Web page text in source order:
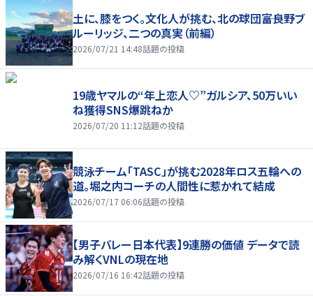
土に、膝をつく。文化人が挑む、北の球団――富良野ブ
ルーリッジ、二つの真実（前編）
2026/07/21 14:48話題の投稿
19歳ヤマルの“年上恋人♡”ガルシア、50万いい
ね獲得SNS爆跳ねか
2026/07/20 11:12話題の投稿
競泳チーム「TASC」が挑む2028年ロス五輪への
道。堀之内コーチの人間性に惹かれて結成
2026/07/17 06:06話題の投稿
【男子バレー日本代表】9連勝の価値 データで読
み解くVNLの現在地
2026/07/16 16:42話題の投稿